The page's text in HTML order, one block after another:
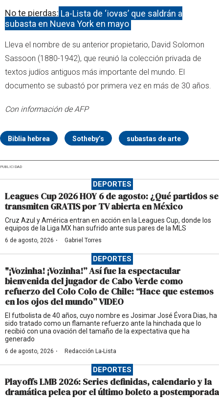
No te pierdas: La-Lista de ‘joyas’ que saldrán a
subasta en Nueva York en mayo
Lleva el nombre de su anterior propietario, David Solomon
Sassoon (1880-1942), que reunió la colección privada de
textos judíos antiguos más importante del mundo. El
documento se subastó por primera vez en más de 30 años.
Con información de AFP
Biblia hebrea Sotheby’s subastas de arte
PUBLICIDAD
DEPORTES
Leagues Cup 2026 HOY 6 de agosto: ¿Qué partidos se
transmiten GRATIS por TV abierta en México
Cruz Azul y América entran en acción en la Leagues Cup, donde los
equipos de la Liga MX han sufrido ante sus pares de la MLS
6 de agosto, 2026 · Gabriel Torres
DEPORTES
"¡Vozinha! ¡Vozinha!” Así fue la espectacular
bienvenida del jugador de Cabo Verde como
refuerzo del Colo Colo de Chile: “Hace que estemos
en los ojos del mundo” VIDEO
El futbolista de 40 años, cuyo nombre es Josimar José Évora Dias, ha
sido tratado como un flamante refuerzo ante la hinchada que lo
recibió con una ovación del tamaño de la expectativa que ha
generado
6 de agosto, 2026 · Redacción La-Lista
DEPORTES
Playoffs LMB 2026: Series definidas, calendario y la
dramática pelea por el último boleto a postemporada